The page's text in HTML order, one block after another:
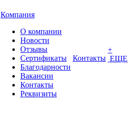
Компания
О компании
Новости
Отзывы
Сертификаты
Благодарности
Вакансии
Контакты
Реквизиты
Контакты
+
ЕЩЕ